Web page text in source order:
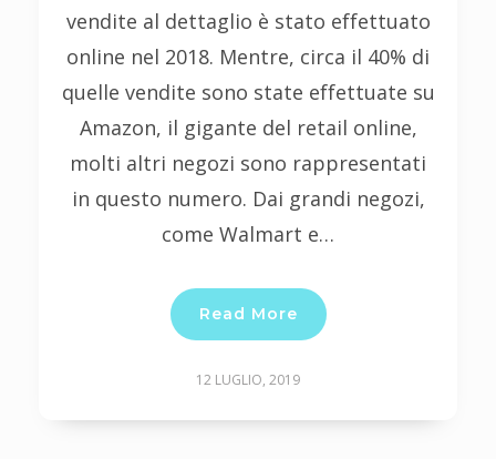
vendite al dettaglio è stato effettuato
online nel 2018. Mentre, circa il 40% di
quelle vendite sono state effettuate su
Amazon, il gigante del retail online,
molti altri negozi sono rappresentati
in questo numero. Dai grandi negozi,
come Walmart e…
Read More
12 LUGLIO, 2019